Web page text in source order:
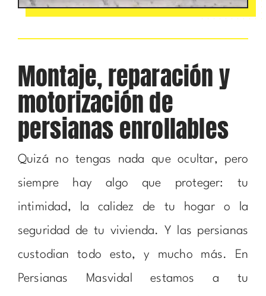
Montaje, reparación y
motorización de
persianas enrollables
Quizá no tengas nada que ocultar, pero
siempre hay algo que proteger: tu
intimidad, la calidez de tu hogar o la
seguridad de tu vivienda. Y las persianas
custodian todo esto, y mucho más. En
Persianas Masvidal estamos a tu